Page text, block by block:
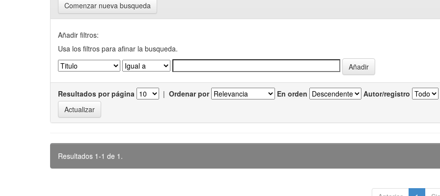
Comenzar nueva busqueda
Añadir filtros:
Usa los filtros para afinar la busqueda.
Resultados por página | Ordenar por En orden Autor/registro
Resultados 1-1 de 1.